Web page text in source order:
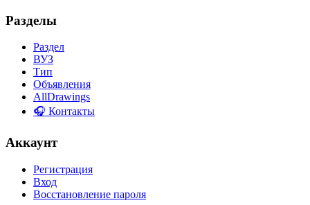
Разделы
Раздел
ВУЗ
Тип
Объявления
AllDrawings
🎧 Контакты
Аккаунт
Регистрация
Вход
Восстановление пароля